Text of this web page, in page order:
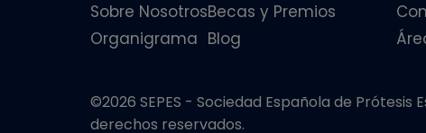
Sobre Nosotros
Organigrama
Becas y Premios
Blog
©2026 SEPES - Sociedad Española de
derechos reservados.